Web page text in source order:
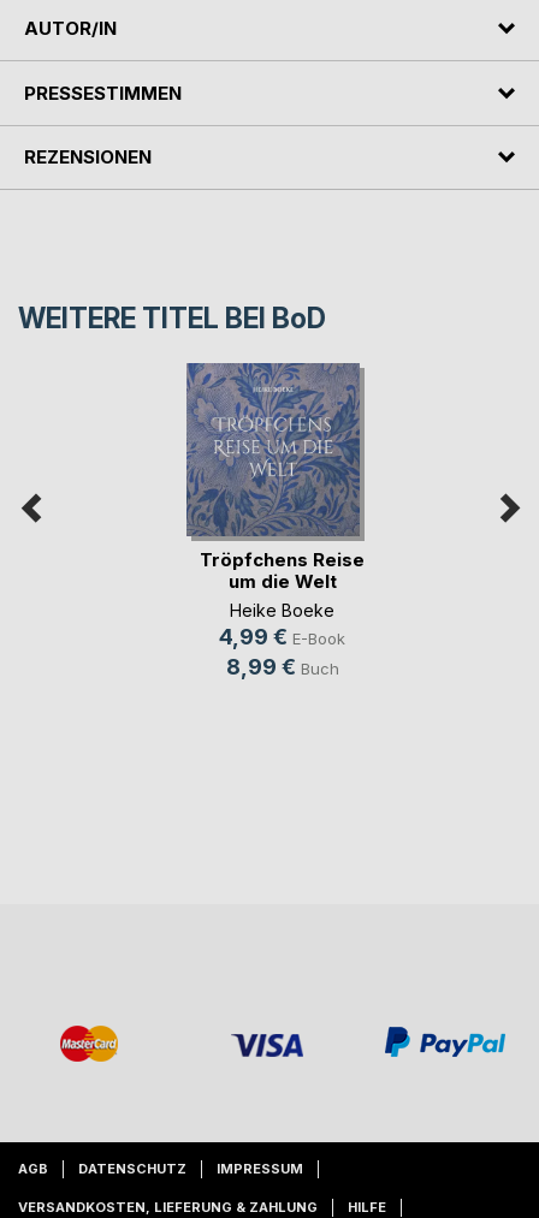
AUTOR/IN
PRESSESTIMMEN
REZENSIONEN
WEITERE TITEL BEI BoD
Tröpfchens Reise
um die Welt
Heike Boeke
4,99 € E-Book
8,99 € Buch
AGB DATENSCHUTZ IMPRESSUM
VERSANDKOSTEN, LIEFERUNG & ZAHLUNG HILFE